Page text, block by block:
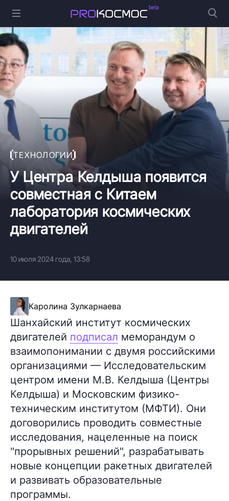
ТЕХНОЛОГИИ
У Центра Келдыша появится
совместная с Китаем
лаборатория космических
двигателей
10 июля 2024 года, 13:58
Каролина Зулкарнаева
Шанхайский институт космических
двигателей подписал меморандум о
взаимопонимании с двумя российскими
организациями — Исследовательским
центром имени М.В. Келдыша (Центры
Келдыша) и Московским физико-
техническим институтом (МФТИ). Они
договорились проводить совместные
исследования, нацеленные на поиск
"прорывных решений", разрабатывать
новые концепции ракетных двигателей
и развивать образовательные
программы.